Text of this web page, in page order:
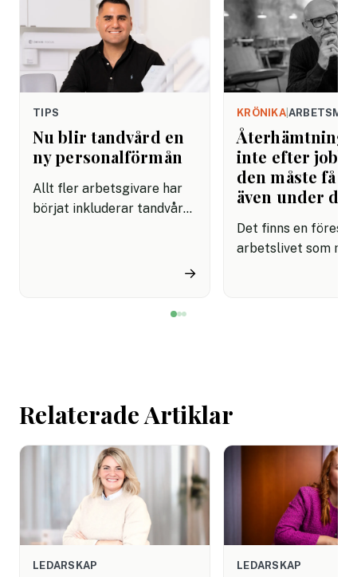
TIPS
Nu blir tandvård en
ny personalförmån
Allt fler arbetsgivare har
börjat inkluderar tandvård i
miljon svenskar uppger att
→
KRÖNIKA|
Återhämtning
inte efter
den måste få
även under
Det finns en
arbetslivet som
Relaterade Artiklar
LEDARSKAP LEDARSKAP